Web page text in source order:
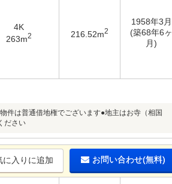
4K
263m2 216.52m2
1958年3月
(築68年6ヶ
月)
は普通借地権でございます●地主はお寺（相国
ださい
に入りに追加 お問い合わせ(無料)